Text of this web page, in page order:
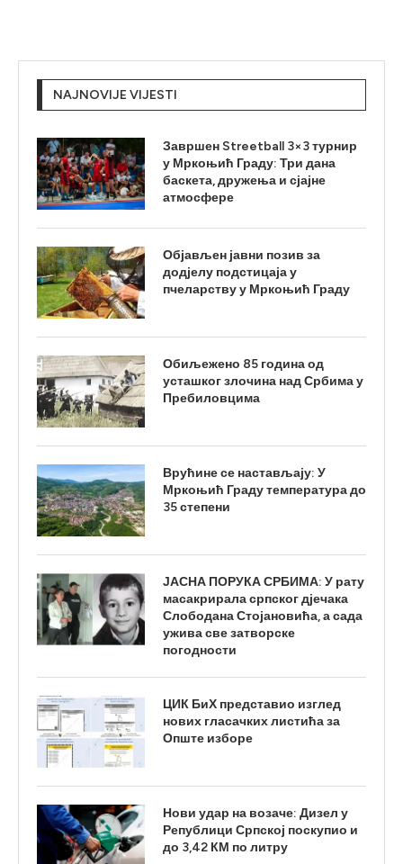
NAJNOVIJE VIJESTI
Завршен Streetball 3×3 турнир
у Мркоњић Граду: Три дана
баскета, дружења и сјајне
атмосфере
Објављен јавни позив за
додјелу подстицаја у
пчеларству у Мркоњић Граду
Обиљежено 85 година од
усташког злочина над Србима у
Пребиловцима
Врућине се настављају: У
Мркоњић Граду температура до
35 степени
ЈАСНА ПОРУКА СРБИМА: У рату
масакрирала српског дјечака
Слободана Стојановића, а сада
ужива све затворске
погодности
ЦИК БиХ представио изглед
нових гласачких листића за
Опште изборе
Нови удар на возаче: Дизел у
Републици Српској поскупио и
до 3,42 КМ по литру